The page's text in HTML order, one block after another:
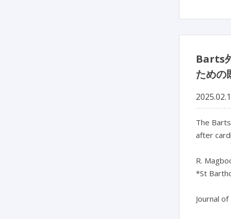
Barts
ための
The
after
R.
*St
Journal